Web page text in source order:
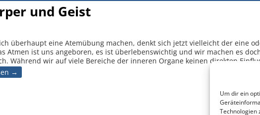
Um dir ein
Technologien
und Geist
überhaupt eine Atemübung machen, denkt sich jetzt vielleicht der eine
Atmen ist uns angeboren, es ist überlebenswichtig und wir machen es
Während wir auf viele Bereiche der inneren Organe keinen direkten
→